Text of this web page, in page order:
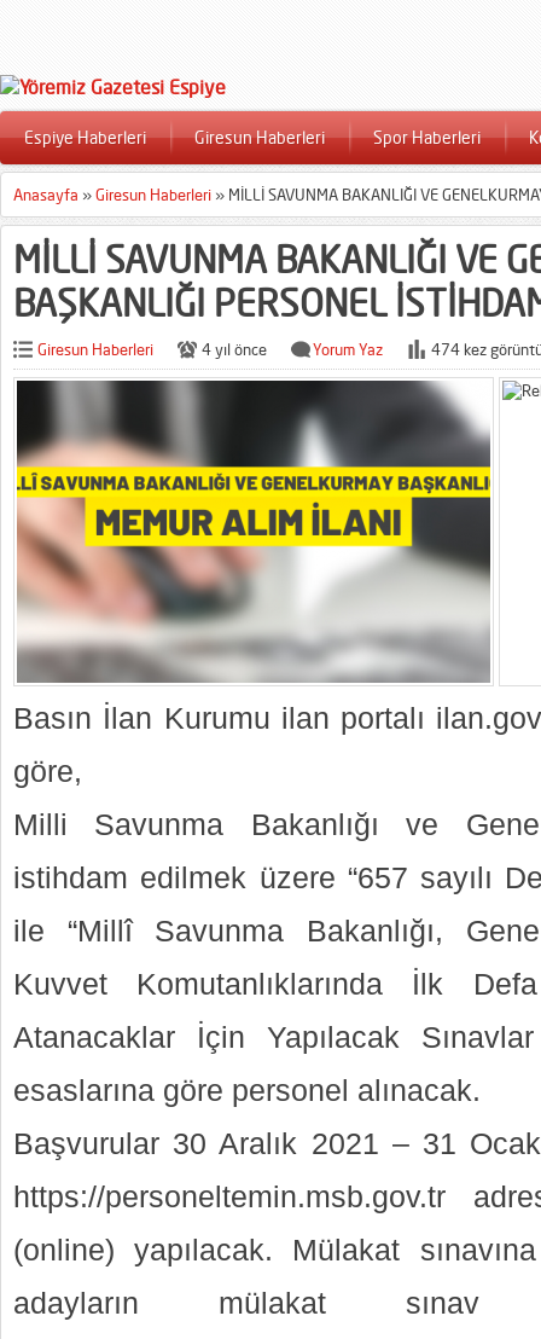
Espiye Haberleri Giresun Haberleri Spor Haberleri
Anasayfa »Giresun Haberleri » MİLLİ SAVUNMA BAKANLIĞI VE
MİLLİ SAVUNMA BAKANLIĞI VE
BAŞKANLIĞI PERSONEL
Giresun Haberleri 4 yıl önce Yorum Yaz 474 kez
Basın İlan Kurumu ilan portalı
göre,
Milli Savunma Bakanlığı ve
istihdam edilmek üzere “657 sayılı
ile “Millî Savunma Bakanlığı,
Kuvvet Komutanlıklarında İlk
Atanacaklar İçin Yapılacak
esaslarına göre personel alınacak.
Başvurular 30 Aralık 2021 – 31
https://personeltemin.msb.gov.tr
(online) yapılacak. Mülakat
adayların mülakat